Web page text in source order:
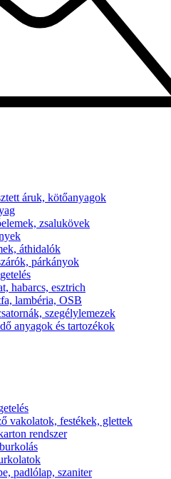
áruk, kötőanyagok
zsalukövek
áthidalók
párkányok
habarcs, esztrich
lambéria, OSB
szegélylemezek
anyagok és tartozékok
vakolatok, festékek, glettek
rendszer
padlólap, szaniter